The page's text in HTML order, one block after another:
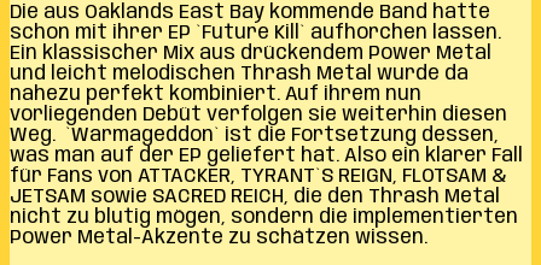
Die aus Oaklands East Bay kommende Band hatte
schon mit ihrer EP `Future Kill` aufhorchen lassen.
Ein klassischer Mix aus drückendem Power Metal
und leicht melodischen Thrash Metal wurde da
nahezu perfekt kombiniert. Auf ihrem nun
vorliegenden Debüt verfolgen sie weiterhin diesen
Weg. `Warmageddon` ist die Fortsetzung dessen,
was man auf der EP geliefert hat. Also ein klarer Fall
für Fans von ATTACKER, TYRANT`S REIGN, FLOTSAM &
JETSAM sowie SACRED REICH, die den Thrash Metal
nicht zu blutig mögen, sondern die implementierten
Power Metal-Akzente zu schätzen wissen.